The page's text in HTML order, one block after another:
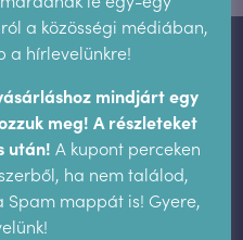
a közösségi médiában,
a hírlevelünkre!
mindjárt egy
meg! A részleteket
után! A kupont perceken
ha nem találod,
Spam mappát is! Gyere,